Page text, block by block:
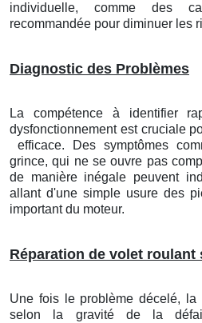
individuelle, comme des
recommandée pour diminuer les
Diagnostic des Problèmes
La compétence à identifier
dysfonctionnement est cruciale
efficace. Des symptômes
grince, qui ne se ouvre pas
de manière inégale peuvent
allant d'une simple usure des
important du moteur.
Réparation de volet roulant
Une fois le problème décelé, la
selon la gravité de la